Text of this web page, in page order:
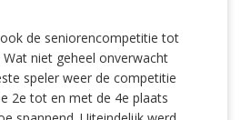
de seniorencompetitie tot
niet geheel onverwacht
speler weer de competitie
2e tot en met de 4e plaats